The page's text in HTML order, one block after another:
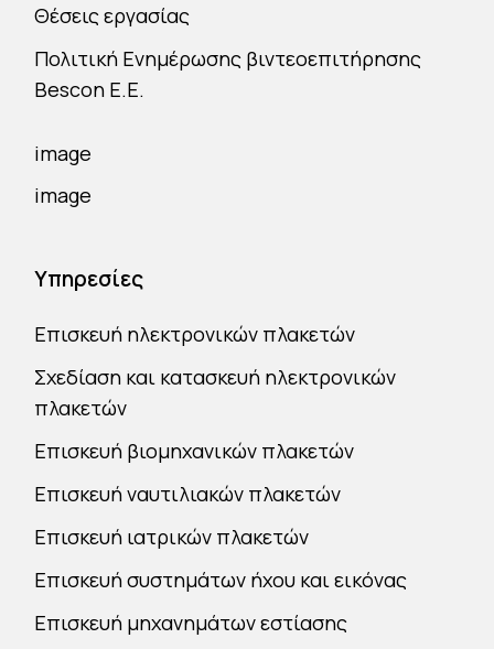
Θέσεις εργασίας
Πολιτική Ενημέρωσης βιντεοεπιτήρησης
Bescon E.E.
Υπηρεσίες
Επισκευή ηλεκτρονικών πλακετών
Σχεδίαση και κατασκευή ηλεκτρονικών
πλακετών
Επισκευή βιομηχανικών πλακετών
Επισκευή ναυτιλιακών πλακετών
Επισκευή ιατρικών πλακετών
Επισκευή συστημάτων ήχου και εικόνας
Επισκευή μηχανημάτων εστίασης